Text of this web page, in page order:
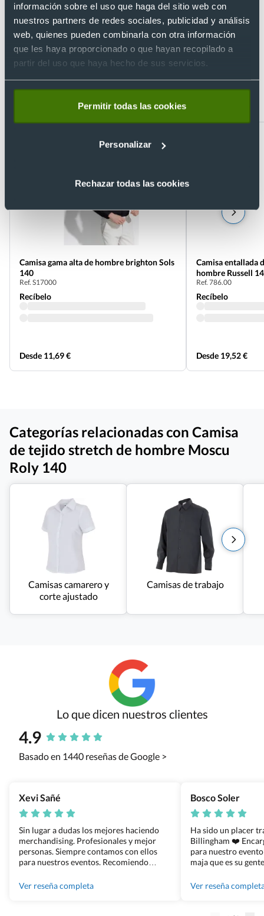
información sobre el uso que haga del sitio web con
nuestros partners de redes sociales, publicidad y análisis
web, quienes pueden combinarla con otra información
que les haya proporcionado o que hayan recopilado a
partir del uso que haya hecho de sus servicios.
Permitir todas las cookies
Personalizar
Rechazar todas las cookies
¿Tienes dudas sobre este producto?
Artículos relacionados con Camisa de
tejido stretch de hombre Moscu Roly
Camisa gama alta de hombre brighton Sols
140
Ref. S17000
Recíbelo
Desde 11,69 €
Camisa entallada
hombre Russell
Ref. 786.00
Recíbelo
Desde 19,52 €
Categorías relacionadas con Camisa
de tejido stretch de hombre Moscu
Roly 140
Camisas camarero y
corte ajustado
Camisas de trabajo
Lo que dicen nuestros clientes
4.9
Basado en 1440 reseñas de Google >
Xevi Sañé
Sin lugar a dudas los mejores haciendo
merchandising. Profesionales y mejor
personas. Siempre contamos con ellos
para nuestros eventos. Recomiendo
Ver reseña completa
Bosco Soler
Ha sido un placer
Billingham ❤️
para nuestro
maja que es su
100%
Ver reseña